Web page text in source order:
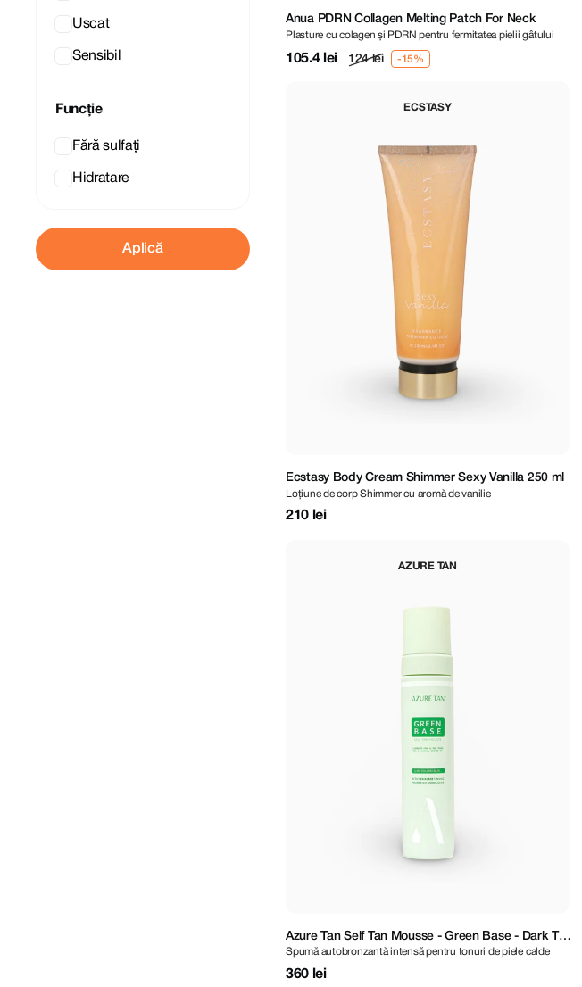
Uscat
Sensibil
Funcție
Fără sulfați
Hidratare
Aplică
Anua PDRN Collagen Melting Patch For Neck
Plasture cu colagen și PDRN pentru fermitatea pielii gâtului
105.4 lei 124 lei
ECSTASY
Ecstasy Body Cream Shimmer Sexy Vanilla 250 ml
Loțiune de corp Shimmer cu aromă de vanilie
210 lei
AZURE TAN
Azure Tan Self Tan Mousse - Green Base - Dark To
Ultra Dark 200 ml
Spumă autobronzantă intensă pentru tonuri de piele calde
360 lei